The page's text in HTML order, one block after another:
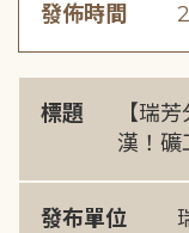
發佈時間
標題
【瑞
漢！礦
發布單位